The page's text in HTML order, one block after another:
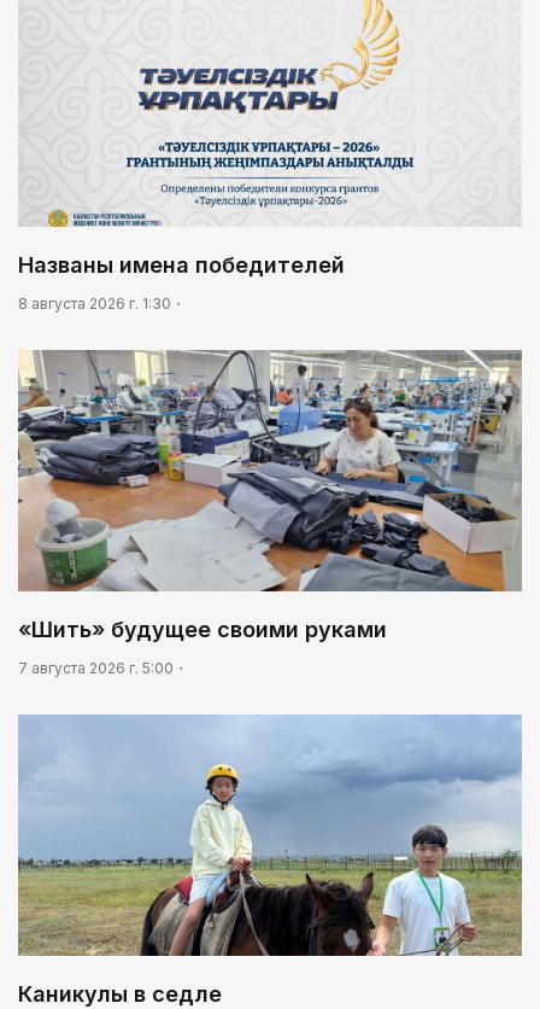
Названы имена победителей
8 августа 2026 г. 1:30
«Шить» будущее своими руками
7 августа 2026 г. 5:00
Каникулы в седле